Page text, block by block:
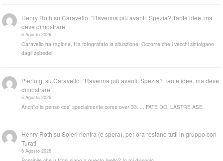
Henry Roth suCaravello: “Ravenna più avanti. Spezia? Tante idee, ma
deve dimostrare”
6 Agosto 2026
Caravello ha ragione. Ha fotografato la situazione. Occorre che i vecchi sintolgano
dagli zebedei!
Pierluigi suCaravello: “Ravenna più avanti. Spezia? Tante idee, ma deve
dimostrare”
5 Agosto 2026
Anch'io la penso così specialmente come over 33..... FATE DOI LASTRE ASE
Henry Roth suSoleri rientra (e spera), per ora restano tutti in gruppo con
Turati
5 Agosto 2026